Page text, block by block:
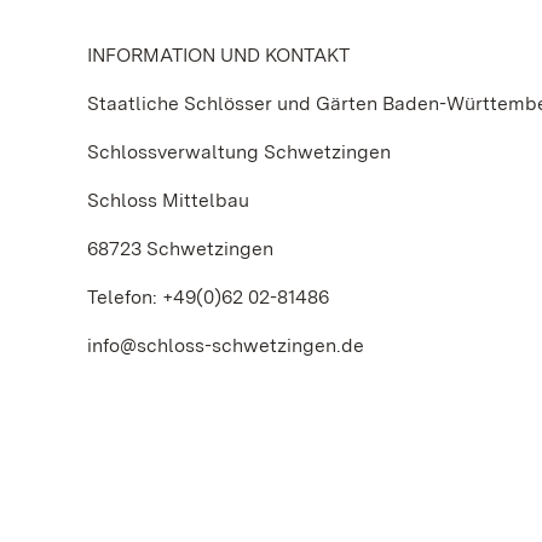
INFORMATION UND KONTAKT
Staatliche Schlösser und Gärten Baden-
Schlossverwaltung Schwetzingen
Schloss Mittelbau
68723 Schwetzingen
Telefon: +49(0)62 02-81486
info@schloss-schwetzingen.de